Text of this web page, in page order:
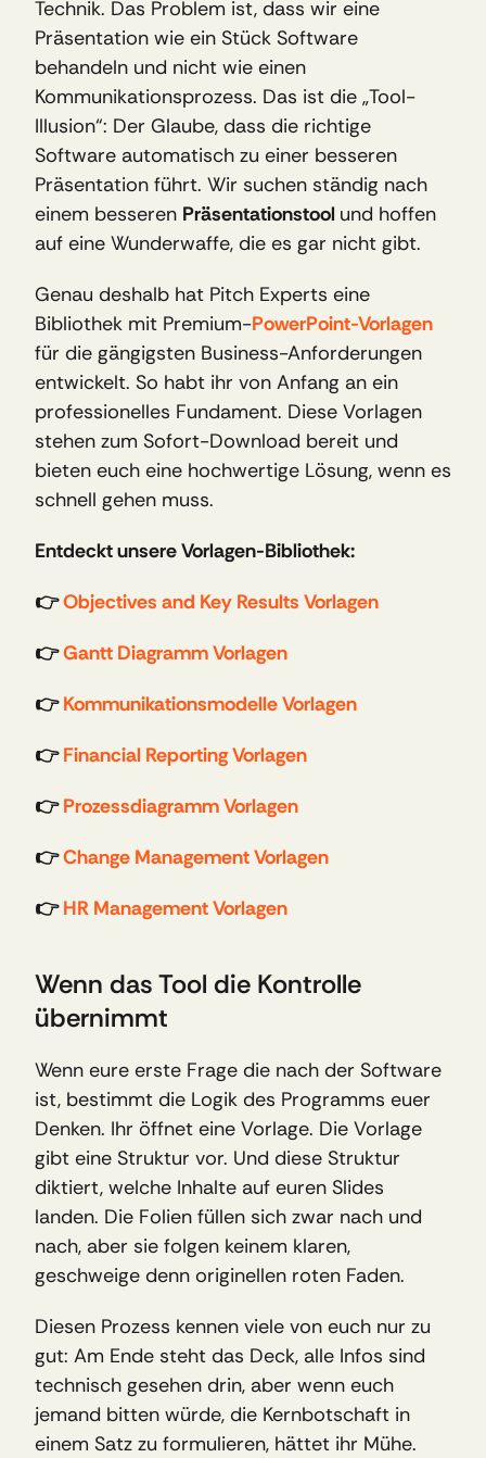
Technik. Das Problem ist, dass wir eine
Präsentation wie ein Stück Software
behandeln und nicht wie einen
Kommunikationsprozess. Das ist die „Tool-
Illusion“: Der Glaube, dass die richtige
Software automatisch zu einer besseren
Präsentation führt. Wir suchen ständig nach
einem besseren Präsentationstool und hoffen
auf eine Wunderwaffe, die es gar nicht gibt.
Genau deshalb hat Pitch Experts eine
Bibliothek mit Premium-PowerPoint-Vorlagen
für die gängigsten Business-Anforderungen
entwickelt. So habt ihr von Anfang an ein
professionelles Fundament. Diese Vorlagen
stehen zum Sofort-Download bereit und
bieten euch eine hochwertige Lösung, wenn es
schnell gehen muss.
Entdeckt unsere Vorlagen-Bibliothek:
👉 Objectives and Key Results Vorlagen
👉 Gantt Diagramm Vorlagen
👉 Kommunikationsmodelle Vorlagen
👉 Financial Reporting Vorlagen
👉 Prozessdiagramm Vorlagen
👉 Change Management Vorlagen
👉 HR Management Vorlagen
Wenn das Tool die Kontrolle
übernimmt
Wenn eure erste Frage die nach der Software
ist, bestimmt die Logik des Programms euer
Denken. Ihr öffnet eine Vorlage. Die Vorlage
gibt eine Struktur vor. Und diese Struktur
diktiert, welche Inhalte auf euren Slides
landen. Die Folien füllen sich zwar nach und
nach, aber sie folgen keinem klaren,
geschweige denn originellen roten Faden.
Diesen Prozess kennen viele von euch nur zu
gut: Am Ende steht das Deck, alle Infos sind
technisch gesehen drin, aber wenn euch
jemand bitten würde, die Kernbotschaft in
einem Satz zu formulieren, hättet ihr Mühe.